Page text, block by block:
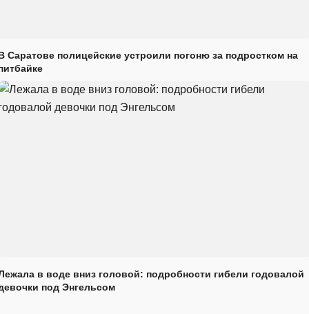
Саратове полицейские устроили погоню за подростком на
в воде вниз головой: подробности гибели годовалой
под Энгельсом